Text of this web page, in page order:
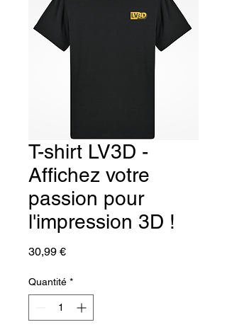
T-shirt LV3D -
Affichez votre
passion pour
l'impression 3D !
30,99 €Prix
Quantité *